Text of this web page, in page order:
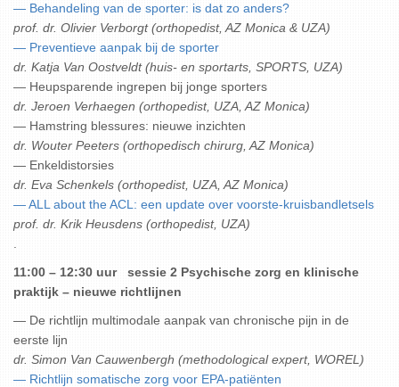
— Behandeling van de sporter: is dat zo anders?
prof. dr. Olivier Verborgt (orthopedist, AZ Monica & UZA)
— Preventieve aanpak bij de sporter
dr. Katja Van Oostveldt (huis- en sportarts, SPORTS, UZA)
— Heupsparende ingrepen bij jonge sporters
dr. Jeroen Verhaegen (orthopedist, UZA, AZ Monica)
— Hamstring blessures: nieuwe inzichten
dr. Wouter Peeters (orthopedisch chirurg, AZ Monica)
— Enkeldistorsies
dr. Eva Schenkels (orthopedist, UZA, AZ Monica)
— ALL about the ACL: een update over voorste-kruisbandletsels
prof. dr. Krik Heusdens (orthopedist, UZA)
11:00 – 12:30 uur sessie 2 Psychische zorg en klinische
praktijk – nieuwe richtlijnen
— De richtlijn multimodale aanpak van chronische pijn in de
eerste lijn
dr. Simon Van Cauwenbergh (methodological expert, WOREL)
— Richtlijn somatische zorg voor EPA-patiënten